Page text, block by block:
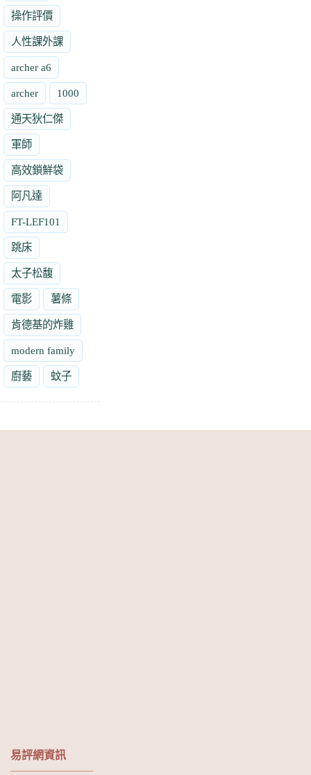
操作評價
人性課外課
archer a6
archer 1000
通天狄仁傑
軍師
高效鎖鮮袋
阿凡達
FT-LEF101
跳床
太子松馥
電影 薯條
肯德基的炸雞
modern family
廚藝 蚊子
易評網資訊